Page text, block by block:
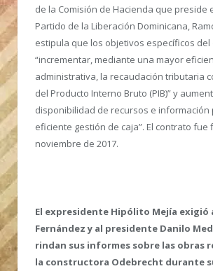
de la Comisión de Hacienda que preside
Partido de la Liberación Dominicana,
estipula que los objetivos específicos
“incrementar, mediante una mayor
administrativa, la recaudación tributaria
del Producto Interno Bruto (PIB)” y
disponibilidad de recursos e información
eficiente gestión de caja”. El contrato fue
noviembre de 2017.
El expresidente Hipólito Mejía exigió
Fernández y al presidente Danilo
rindan sus informes sobre las obras
la constructora Odebrecht durante